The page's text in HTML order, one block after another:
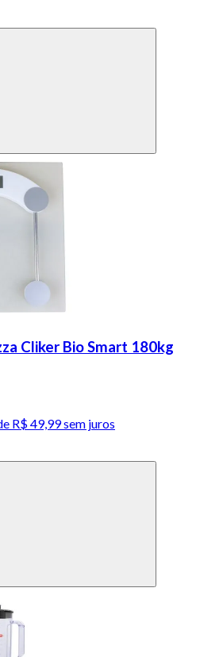
Cliker Bio Smart 180kg
R$ 49,99sem juros